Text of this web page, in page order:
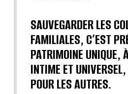
SAUVEGARDER LES
FAMILIALES, C’EST
PATRIMOINE UNIQUE,
INTIME ET
POUR LES AUTRES.